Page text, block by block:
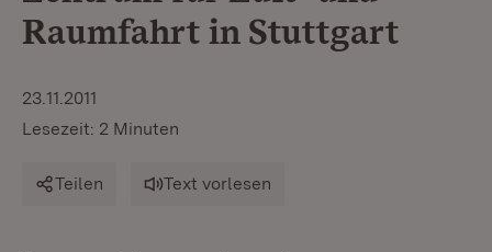
Raumfahrt in Stuttgart
23.11.2011
Lesezeit: 2 Minuten
Teilen Text vorlesen